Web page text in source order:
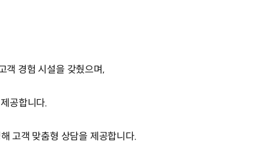
객 경험 시설을 갖췄으며,
공합니다.
고객 맞춤형 상담을 제공합니다.